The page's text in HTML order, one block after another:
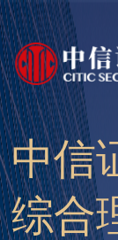
中信
综合